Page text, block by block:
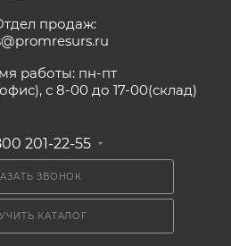
продаж:
работы: пн-пт
с 8-00 до 17-00(склад)
201-22-55
ЗВОНОК
КАТАЛОГ